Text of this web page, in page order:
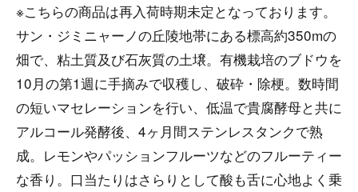
※こちらの商品は再入荷時期未定となっております。
サン・ジミニャーノの丘陵地帯にある標高約350mの
畑で、粘土質及び石灰質の土壌。有機栽培のブドウを
10月の第1週に手摘みで収穫し、破砕・除梗。数時間
の短いマセレーションを行い、低温で貴腐酵母と共に
アルコール発酵後、4ヶ月間ステンレスタンクで熟
成。レモンやパッションフルーツなどのフルーティー
な香り。口当たりはさらりとして酸も舌に心地よく乗